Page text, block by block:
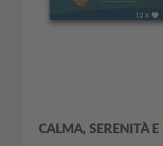
CALMA, SERENITÀE